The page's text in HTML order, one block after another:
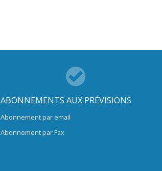
ABONNEMENTS AUX PRÉVISIONS
Abonnement par email
Abonnement par Fax